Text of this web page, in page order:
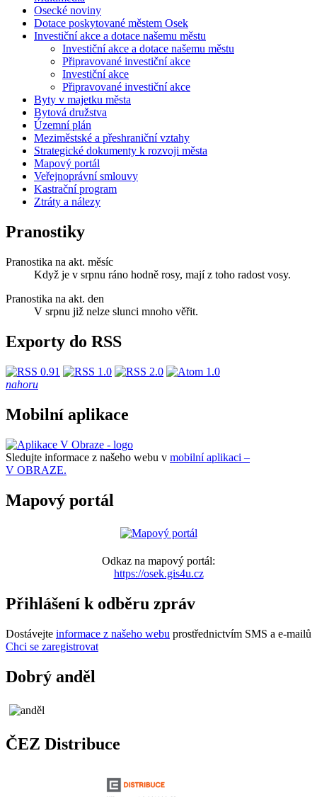
Osecké noviny
Dotace poskytované městem Osek
Investiční akce a dotace našemu městu
Investiční akce a dotace našemu městu
Připravované investiční akce
Investiční akce
Připravované investiční akce
Byty v majetku města
Bytová družstva
Územní plán
Meziměstské a přeshraniční vztahy
Strategické dokumenty k rozvoji města
Mapový portál
Veřejnoprávní smlouvy
Kastrační program
Ztráty a nálezy
Pranostiky
Pranostika na akt. měsíc
Když je v srpnu ráno hodně rosy, mají z toho radost vosy.
Pranostika na akt. den
V srpnu již nelze slunci mnoho věřit.
Exporty do RSS
nahoru
Mobilní aplikace
Sledujte informace z našeho webu v mobilní aplikaci –
V OBRAZE.
Mapový portál
Odkaz na mapový portál:
https://osek.gis4u.cz
Přihlášení k odběru zpráv
Dostávejte informace z našeho webu prostřednictvím SMS a e-mailů
Chci se zaregistrovat
Dobrý anděl
ČEZ Distribuce